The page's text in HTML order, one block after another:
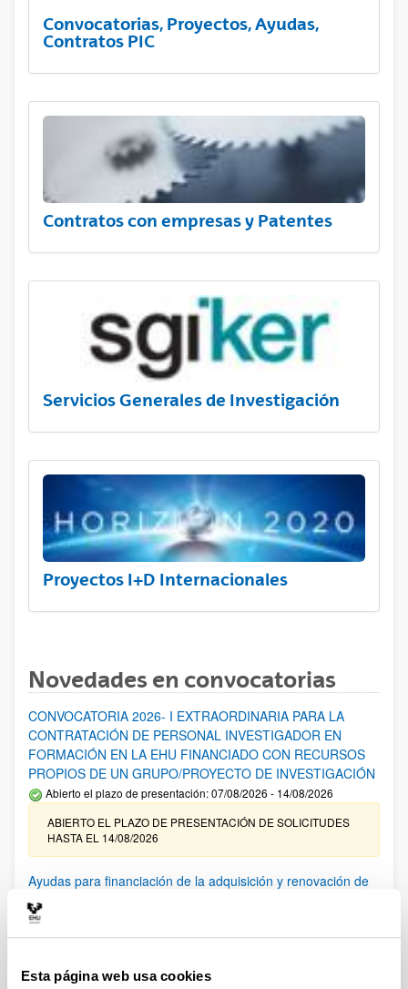
Esta página web usa cookies
Convocatorias, Proyectos, Ayudas,
Contratos PIC
Contratos con empresas y Patentes
Servicios Generales de Investigación
Proyectos I+D Internacionales
Novedades en convocatorias
CONVOCATORIA 2026- I EXTRAORDINARIA PARA LA
CONTRATACIÓN DE PERSONAL INVESTIGADOR EN
FORMACIÓN EN LA EHU FINANCIADO CON RECURSOS
PROPIOS DE UN GRUPO/PROYECTO DE INVESTIGACIÓN
Abierto el plazo de presentación: 07/08/2026 - 14/08/2026
ABIERTO EL PLAZO DE PRESENTACIÓN DE SOLICITUDES
HASTA EL 14/08/2026
Ayudas para financiación de la adquisición y renovación de
infraestructura científica y fondos bibliográficos en la
UPV/EHU 2026
Trámite abierto
25/03/2026: Corrección de errores del listado provisional de
solicitudes admitidas y excluidas. 23/03/2026: Relación